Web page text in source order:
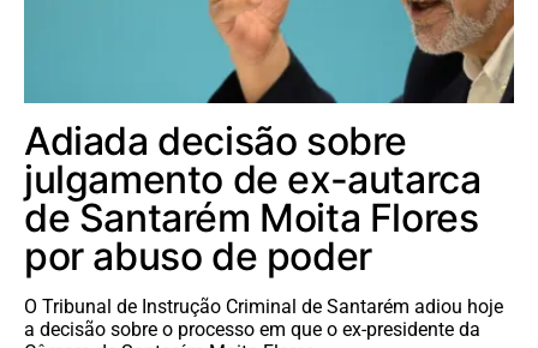
Adiada decisão sobre
julgamento de ex-autarca
de Santarém Moita Flores
por abuso de poder
O Tribunal de Instrução Criminal de Santarém adiou hoje
a decisão sobre o processo em que o ex-presidente da